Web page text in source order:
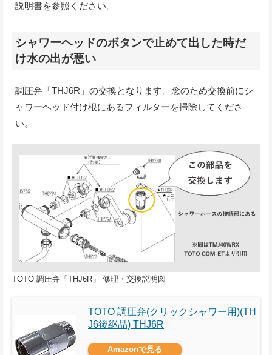
説明書を参照ください。
シャワーヘッドのボタンで止めて出した時だ
け水の出が悪い
調圧弁「THJ6R」の交換となります。念のため交換前にシ
ャワーヘッド付け根にあるフィルターを掃除してくださ
い。
TOTO 調圧弁「THJ6R」 修理・交換説明図
TOTO 調圧弁(クリックシャワー用)(TH
J6後継品) THJ6R
Amazonで見る